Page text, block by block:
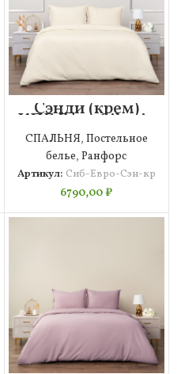
Сэнди (крем)
КПБ Евро Siberia
СПАЛЬНЯ, Постельное
белье,Ранфорс
Артикул: Сиб-Евро-Сэн-кр
6790,00₽